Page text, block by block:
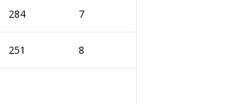
284 7
251 8